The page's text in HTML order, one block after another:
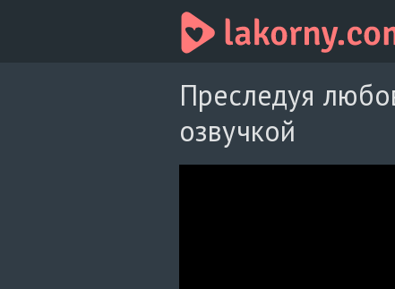
Преследуя
озвучкой